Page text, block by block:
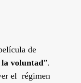
de
voluntad”.
el régimen